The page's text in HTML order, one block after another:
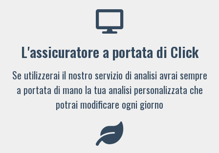
L'assicuratore a portata di Click
Se utilizzerai il nostro servizio di analisi avrai sempre
a portata di mano la tua analisi personalizzata che
potrai modificare ogni giorno